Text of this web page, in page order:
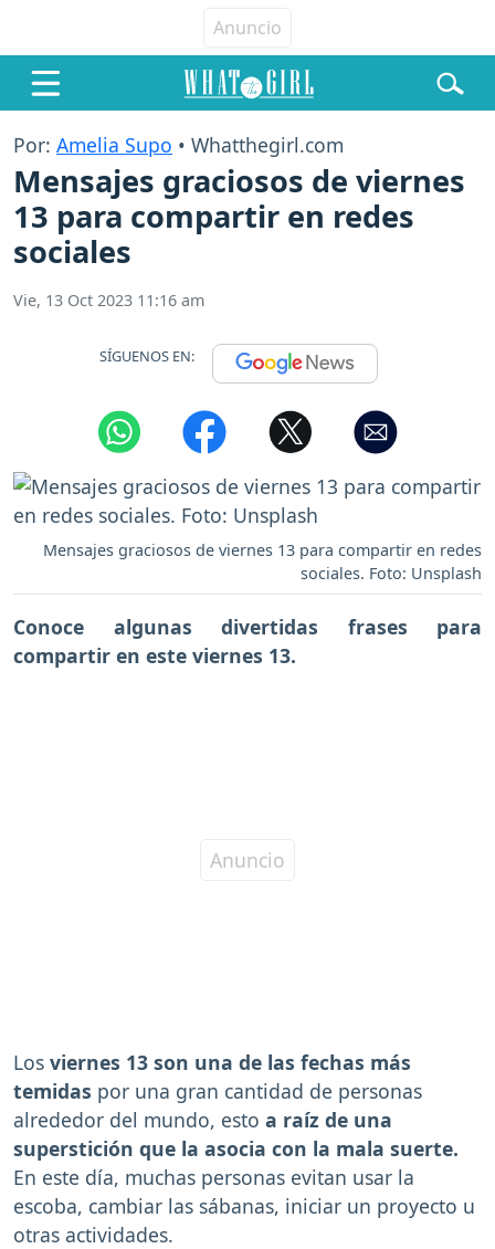
Por: Amelia Supo • Whatthegirl.com
Mensajes graciosos de viernes
13 para compartir en redes
sociales
Vie, 13 Oct 2023 11:16 am
SÍGUENOS EN:
Mensajes graciosos de viernes 13 para compartir en redes
sociales. Foto: Unsplash
Conoce algunas divertidas frases para
compartir en este viernes 13.
Los viernes 13 son una de las fechas más
temidas por una gran cantidad de personas
alrededor del mundo, esto a raíz de una
superstición que la asocia con la mala suerte.
En este día, muchas personas evitan usar la
escoba, cambiar las sábanas, iniciar un proyecto u
otras actividades.